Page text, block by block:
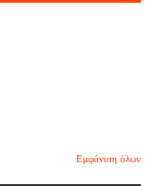
Εμφάνιση όλων